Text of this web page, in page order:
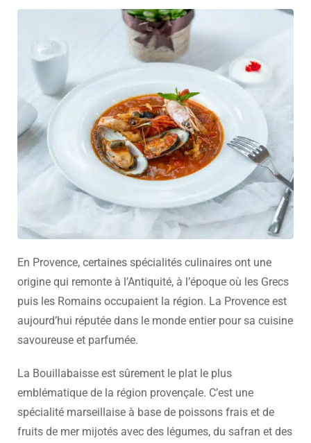
En Provence, certaines spécialités culinaires ont une
origine qui remonte à l’Antiquité, à l’époque où les Grecs
puis les Romains occupaient la région. La Provence est
aujourd’hui réputée dans le monde entier pour sa cuisine
savoureuse et parfumée.
La Bouillabaisse est sûrement le plat le plus
emblématique de la région provençale. C’est une
spécialité marseillaise à base de poissons frais et de
fruits de mer mijotés avec des légumes, du safran et des